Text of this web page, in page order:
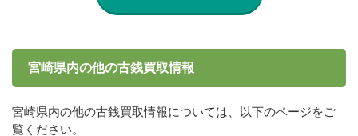
宮崎県内の他の古銭買取情報
宮崎県内の他の古銭買取情報については、以下のページをご
覧ください。